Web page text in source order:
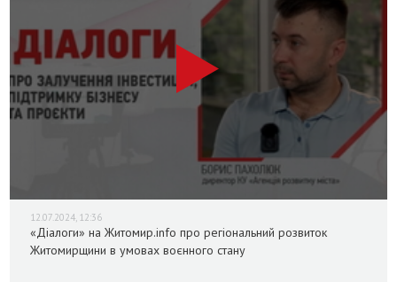
12.07.2024, 12:36
«Діалоги» на Житомир.info про регіональний розвиток
Житомирщини в умовах воєнного стану